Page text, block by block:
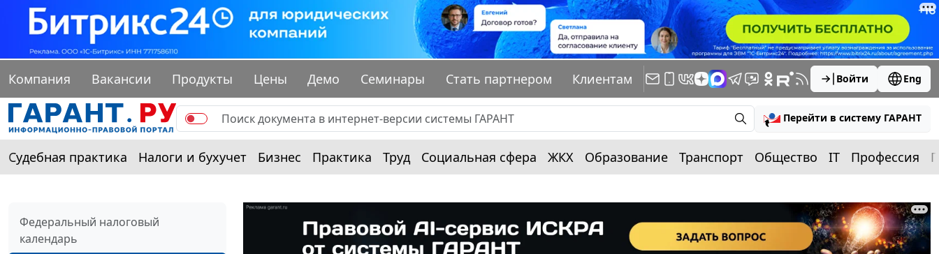
Компания Вакансии Продукты Цены Демо Семинары Стать партнером Клиентам Войти Eng
Перейти в систему ГАРАНТ
Судебная практика Налоги и бухучет Бизнес Практика Труд Социальная сфера ЖКХ Образование Транспорт Общество IT Профессия
Федеральный налоговый
календарь